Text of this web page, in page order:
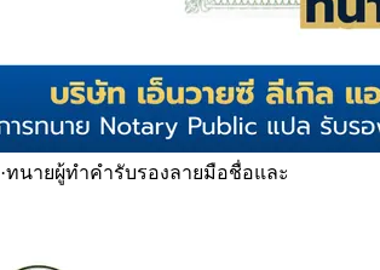
·ทนายผู้ทำคำรับรองลายมือชื่อและ